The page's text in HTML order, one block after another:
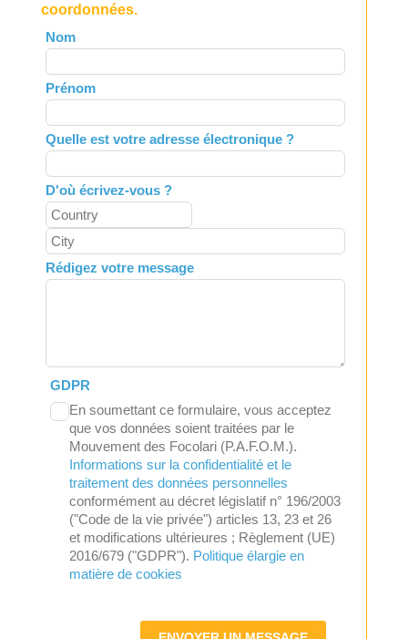
coordonnées.
Leave
this
field
blank
Nom
Prénom
Quelle est votre adresse électronique ?
D'où écrivez-vous ?
Rédigez votre message
GDPR
En soumettant ce formulaire, vous acceptez
que vos données soient traitées par le
Mouvement des Focolari (P.A.F.O.M.).
Informations sur la confidentialité et le
traitement des données personnelles
conformément au décret législatif n° 196/2003
("Code de la vie privée") articles 13, 23 et 26
et modifications ultérieures ; Règlement (UE)
2016/679 ("GDPR"). Politique élargie en
matière de cookies